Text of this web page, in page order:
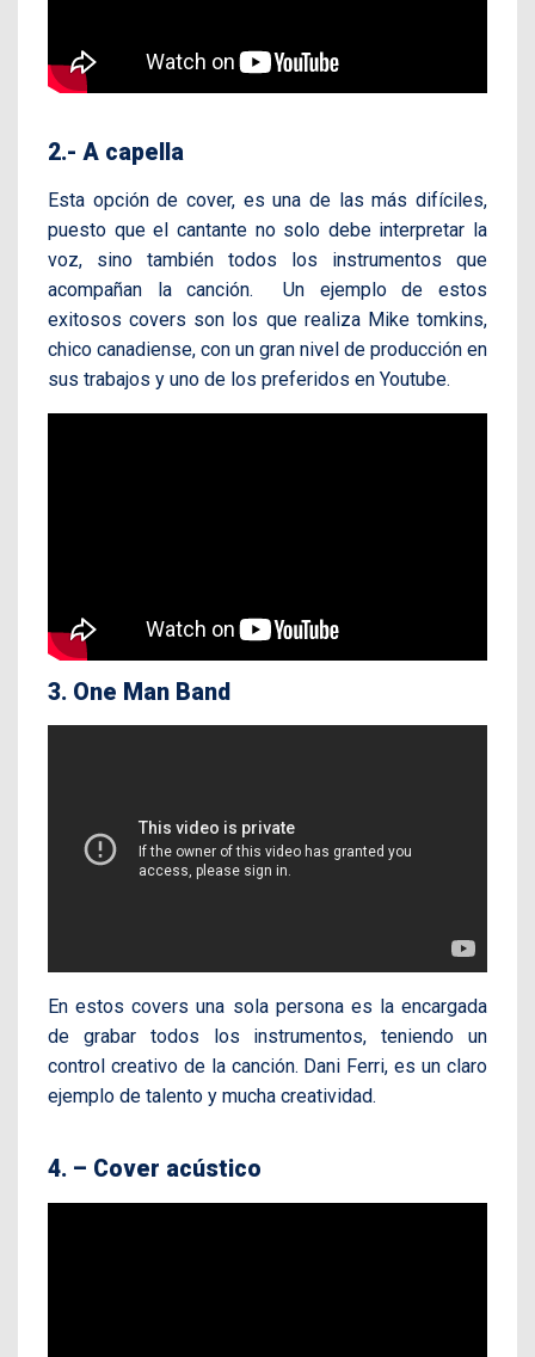
2.- A capella
Esta opción de cover, es una de las más difíciles,
puesto que el cantante no solo debe interpretar la
voz, sino también todos los instrumentos que
acompañan la canción. Un ejemplo de estos
exitosos covers son los que realiza Mike tomkins,
chico canadiense, con un gran nivel de producción en
sus trabajos y uno de los preferidos en Youtube.
3. One Man Band
En estos covers una sola persona es la encargada
de grabar todos los instrumentos, teniendo un
control creativo de la canción. Dani Ferri, es un claro
ejemplo de talento y mucha creatividad.
4. – Cover acústico